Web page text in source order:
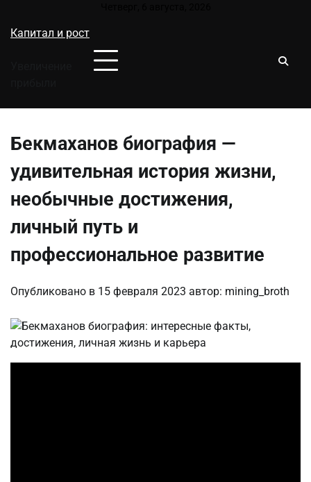
содержимому
Капитал и рост
Бекмаханов биография —
удивительная история жизни,
необычные достижения,
личный путь и
профессиональное развитие
Опубликовано в 15 февраля 2023 автор: mining_broth